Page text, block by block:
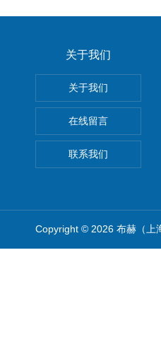
关于我们
关于我们
在线留言
联系我们
Copyright © 2026 布赫（上